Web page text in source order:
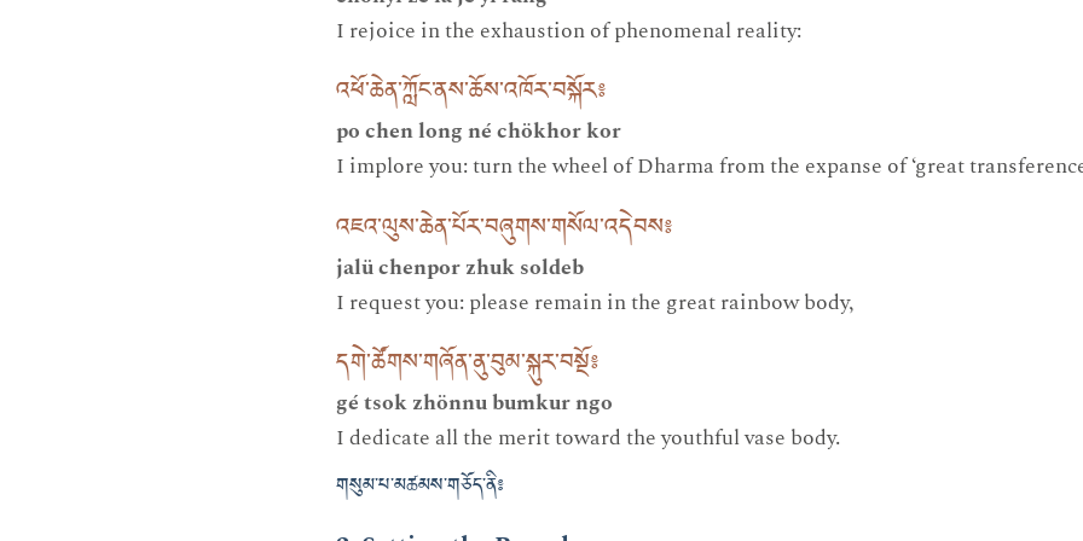
I rejoice in the exhaustion of phenomenal reality:
འཕོ་ཆེན་ཀློང་ནས་ཆོས་འཁོར་བསྐོར༔
po chen long né chökhor kor
I implore you: turn the wheel of Dharma from the expanse of ‘great
འཇའ་ལུས་ཆེན་པོར་བཞུགས་གསོལ་འདེབས༔
jalü chenpor zhuk soldeb
I request you: please remain in the great rainbow body,
དགེ་ཚོགས་གཞོན་ནུ་བུམ་སྐུར་བསྔོ༔
gé tsok zhönnu bumkur ngo
I dedicate all the merit toward the youthful vase body.
གསུམ་པ་མཚམས་གཅོད་ནི༔